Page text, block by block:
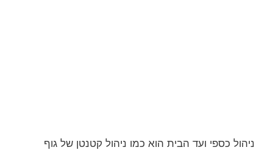
ניהול כספי ועד הבית הוא כמו ניהול קטנטן של גוף